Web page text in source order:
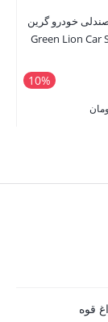
خودرو گرین
Green Lion Car
10%
قوه